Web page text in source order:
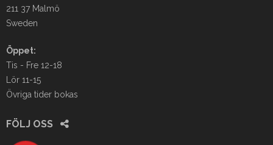
211 37 Malmö
Sweden
Öppet:
Tis - Fre 12-18
Lör 11-15
Övriga tider bokas
FÖLJ OSS